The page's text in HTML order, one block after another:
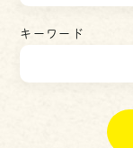
キーワード
検